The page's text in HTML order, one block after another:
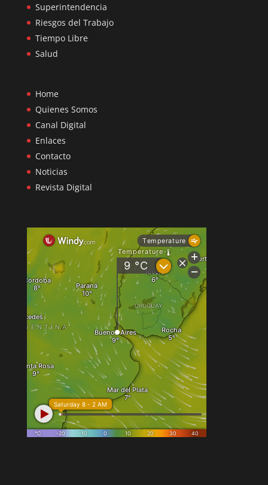
Superintendencia
Riesgos del Trabajo
Tiempo Libre
Salud
Home
Quienes Somos
Canal Digital
Enlaces
Contacto
Noticias
Revista Digital